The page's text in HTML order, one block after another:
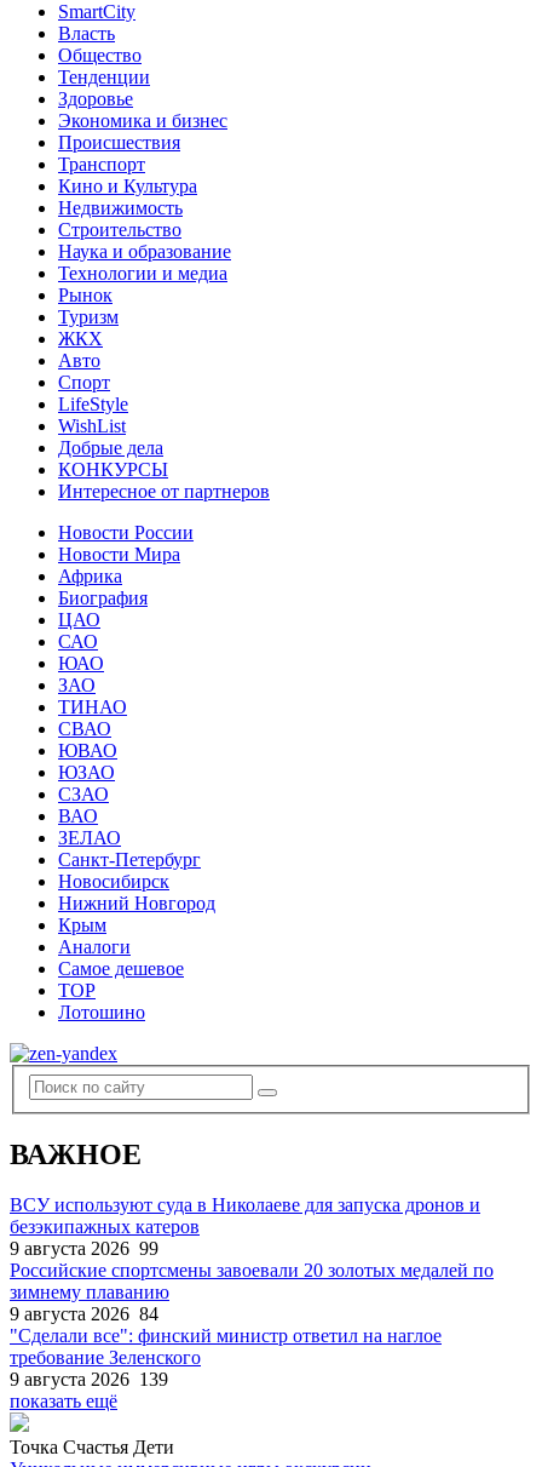
SmartCity
Власть
Общество
Тенденции
Здоровье
Экономика и бизнес
Происшествия
Транспорт
Кино и Культура
Недвижимость
Строительство
Наука и образование
Технологии и медиа
Рынок
Туризм
ЖКХ
Авто
Спорт
LifeStyle
WishList
Добрые дела
КОНКУРСЫ
Интересное от партнеров
Новости России
Новости Мира
Африка
Биография
ЦАО
САО
ЮАО
ЗАО
ТИНАО
СВАО
ЮВАО
ЮЗАО
СЗАО
ВАО
ЗЕЛАО
Санкт-Петербург
Новосибирск
Нижний Новгород
Крым
Аналоги
Самое дешевое
TOP
Лотошино
ВАЖНОЕ
ВСУ используют суда в Николаеве для запуска дронов и
безэкипажных катеров
9 августа 2026 99
Российские спортсмены завоевали 20 золотых медалей по
зимнему плаванию
9 августа 2026 84
"Сделали все": финский министр ответил на наглое
требование Зеленского
9 августа 2026 139
показать ещё
Точка Счастья Дети